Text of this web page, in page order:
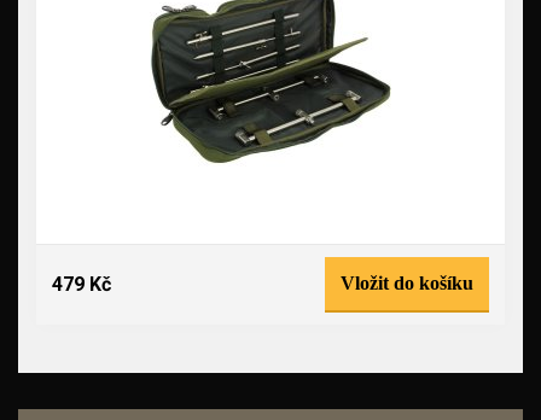
479 Kč Vložit do košíku